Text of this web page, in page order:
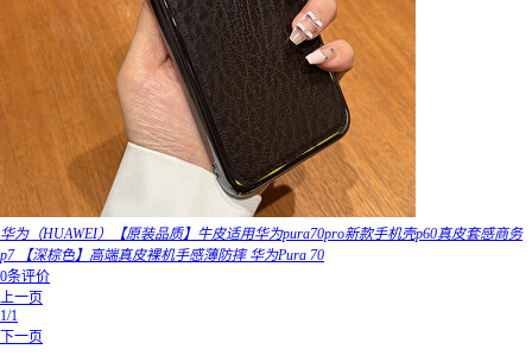
华为（HUAWEI）【原装品质】牛皮适用华为pura70pro新款手机壳p60真皮套感商务
p7 【深棕色】高端真皮裸机手感薄防摔 华为Pura 70
0条评价
上一页
1/1
下一页